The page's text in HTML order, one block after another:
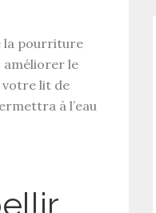
la pourriture
améliorer le
votre lit de
à l’eau